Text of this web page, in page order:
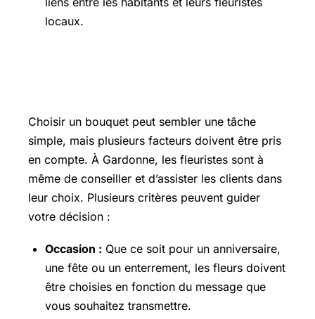
locaux.
Choisir un bouquet peut sembler une tâche
simple, mais plusieurs facteurs doivent être pris
en compte. À Gardonne, les fleuristes sont à
même de conseiller et d’assister les clients dans
leur choix. Plusieurs critères peuvent guider
votre décision :
Occasion : Que ce soit pour un anniversaire,
une fête ou un enterrement, les fleurs doivent
être choisies en fonction du message que
vous souhaitez transmettre.